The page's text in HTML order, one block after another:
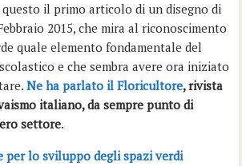
questo il primo articolo di un disegno di
2015, che mira al riconoscimento
quale elemento fondamentale del
e che sembra avere ora iniziato
Ne ha parlato il Floricultore, rivista
italiano, da sempre punto di
settore.
per lo sviluppo degli spazi verdi